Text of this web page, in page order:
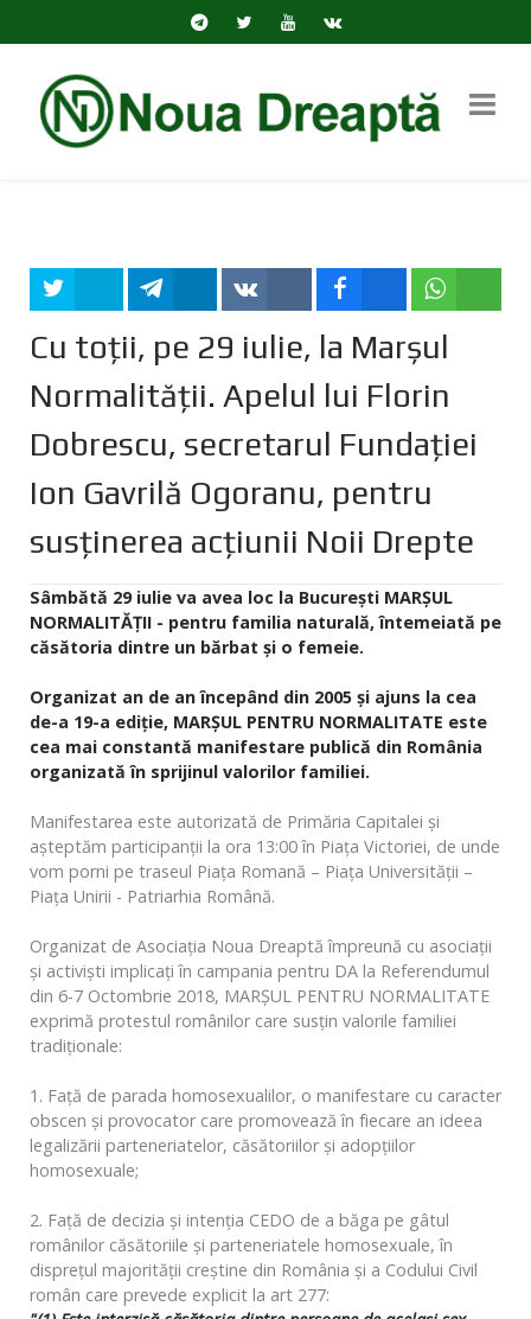
Cu toții, pe 29 iulie, la Marșul
Normalității. Apelul lui Florin
Dobrescu, secretarul Fundației
Ion Gavrilă Ogoranu, pentru
susținerea acțiunii Noii Drepte
Sâmbătă 29 iulie va avea loc la București MARȘUL
NORMALITĂȚII - pentru familia naturală, întemeiată pe
căsătoria dintre un bărbat și o femeie.
Organizat an de an începând din 2005 și ajuns la cea
de-a 19-a ediție, MARȘUL PENTRU NORMALITATE este
cea mai constantă manifestare publică din România
organizată în sprijinul valorilor familiei.
Manifestarea este autorizată de Primăria Capitalei și
așteptăm participanții la ora 13:00 în Piața Victoriei, de unde
vom porni pe traseul Piața Romană – Piața Universității –
Piața Unirii - Patriarhia Română.
Organizat de Asociația Noua Dreaptă împreună cu asociații
și activiști implicați în campania pentru DA la Referendumul
din 6-7 Octombrie 2018, MARȘUL PENTRU NORMALITATE
exprimă protestul românilor care susțin valorile familiei
tradiționale:
1. Față de parada homosexualilor, o manifestare cu caracter
obscen și provocator care promovează în fiecare an ideea
legalizării parteneriatelor, căsătoriilor și adopțiilor
homosexuale;
2. Față de decizia și intenția CEDO de a băga pe gâtul
românilor căsătoriile și parteneriatele homosexuale, în
disprețul majorității creștine din România și a Codului Civil
român care prevede explicit la art 277: